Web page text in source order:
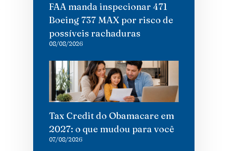
FAA manda inspecionar 471
Boeing 737 MAX por risco de
possíveis rachaduras
08/08/2026
Tax Credit do Obamacare em
2027: o que mudou para você
07/08/2026